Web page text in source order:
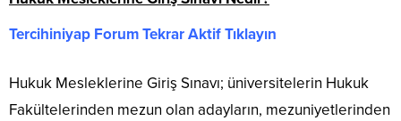
Tercihiniyap Forum Tekrar Aktif Tıklayın
Hukuk Mesleklerine Giriş Sınavı; üniversitelerin Hukuk
Fakültelerinden mezun olan adayların, mezuniyetlerinden